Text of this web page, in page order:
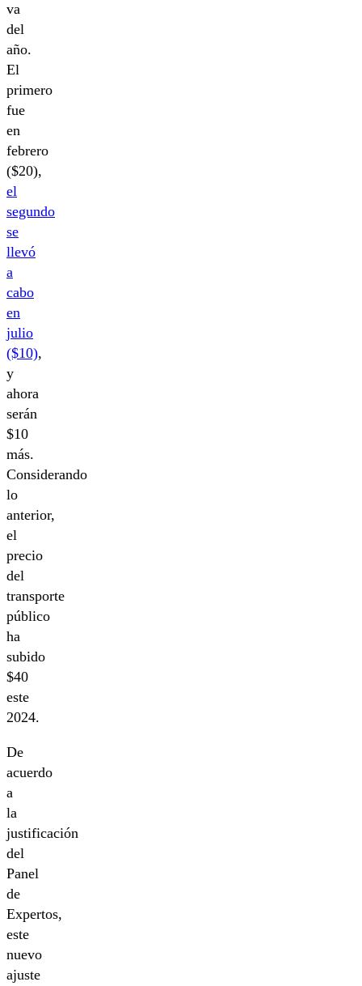
va
del
año.
El
primero
fue
en
febrero
($20),
el
segundo
se
llevó
a
cabo
en
julio
($10),
y
ahora
serán
$10
más.
Considerando
lo
anterior,
el
precio
del
transporte
público
ha
subido
$40
este
2024.
De
acuerdo
a
la
justificación
del
Panel
de
Expertos,
este
nuevo
ajuste